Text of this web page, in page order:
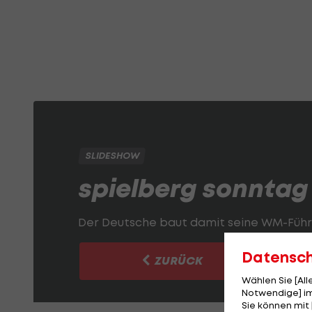
SLIDESHOW
spielberg
Der Deutsche baut damit seine WM-
ZURÜCK
Wählen Sie
Notwendige]
Sie können